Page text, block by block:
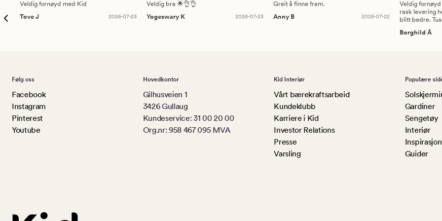
Veldig fornøyd med Kid
Tove J
2026-07-23
Veldig bra 🌟👌👌
Yogeswary K
2026-07-23
Greit å finne fram.
Anny B
2026-07-22
Veldig
rask levering
blitt bedre.
Borghild Å
Følg oss
Facebook
Instagram
Pinterest
Youtube
Hovedkontor
Gilhusveien 1
3426 Gullaug
Kundeservice: 31 00 20 00
Org.nr: 958 467 095 MVA
Kid Interiør
Vårt bærekraftsarbeid
Kundeklubb
Karriere i Kid
Investor Relations
Presse
Varsling
Populære
Gardiner
Sengetøy
Interiør
Inspirasjon
Guider